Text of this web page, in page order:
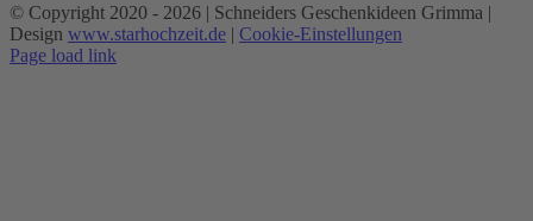
© Copyright 2020 - 2026 | Schneiders Geschenkideen Grimma |
Design www.starhochzeit.de | Cookie-Einstellungen
Page load link